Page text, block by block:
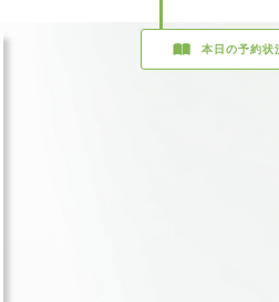
本日の予約状